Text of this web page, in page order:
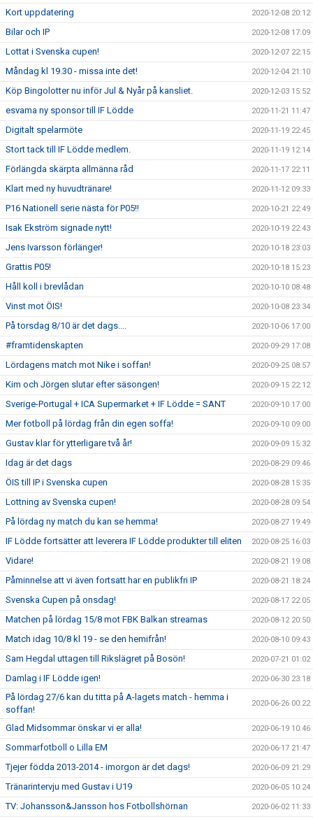
Kort uppdatering 2020-12-08 20:12
Bilar och IP 2020-12-08 17:09
Lottat i Svenska cupen! 2020-12-07 22:15
Måndag kl 19.30 - missa inte det! 2020-12-04 21:10
Köp Bingolotter nu inför Jul & Nyår på kansliet. 2020-12-03 15:52
esvama ny sponsor till IF Lödde 2020-11-21 11:47
Digitalt spelarmöte 2020-11-19 22:45
Stort tack till IF Lödde medlem. 2020-11-19 12:14
Förlängda skärpta allmänna råd 2020-11-17 22:11
Klart med ny huvudtränare! 2020-11-12 09:33
P16 Nationell serie nästa för P05!! 2020-10-21 22:49
Isak Ekström signade nytt! 2020-10-19 22:43
Jens Ivarsson förlänger! 2020-10-18 23:03
Grattis P05! 2020-10-18 15:23
Håll koll i brevlådan 2020-10-10 08:48
Vinst mot ÖIS! 2020-10-08 23:34
På torsdag 8/10 är det dags.... 2020-10-06 17:00
#framtidenskapten 2020-09-29 17:08
Lördagens match mot Nike i soffan! 2020-09-25 08:57
Kim och Jörgen slutar efter säsongen! 2020-09-15 22:12
Sverige-Portugal + ICA Supermarket + IF Lödde = SANT 2020-09-10 17:00
Mer fotboll på lördag från din egen soffa! 2020-09-10 09:00
Gustav klar för ytterligare två år! 2020-09-09 15:32
Idag är det dags 2020-08-29 09:46
ÖIS till IP i Svenska cupen 2020-08-28 15:35
Lottning av Svenska cupen! 2020-08-28 09:54
På lördag ny match du kan se hemma! 2020-08-27 19:49
IF Lödde fortsätter att leverera IF Lödde produkter till eliten 2020-08-25 16:03
Vidare! 2020-08-21 19:08
Påminnelse att vi även fortsatt har en publikfri IP 2020-08-21 18:24
Svenska Cupen på onsdag! 2020-08-17 22:05
Matchen på lördag 15/8 mot FBK Balkan streamas 2020-08-12 20:50
Match idag 10/8 kl 19 - se den hemifrån! 2020-08-10 09:43
Sam Hegdal uttagen till Rikslägret på Bosön! 2020-07-21 01:02
Damlag i IF Lödde igen! 2020-06-30 23:18
På lördag 27/6 kan du titta på A-lagets match - hemma i
soffan!
2020-06-26 00:22
Glad Midsommar önskar vi er alla! 2020-06-19 10:46
Sommarfotboll o Lilla EM 2020-06-17 21:47
Tjejer födda 2013-2014 - imorgon är det dags! 2020-06-09 21:29
Tränarintervju med Gustav i U19 2020-06-05 10:24
TV: Johansson&Jansson hos Fotbollshörnan 2020-06-02 11:33